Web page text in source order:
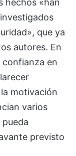
hechos «han
que ya
autores. En
en
motivación
varios
previsto